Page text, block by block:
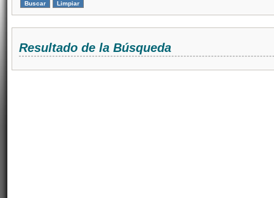
Resultado de la Búsqueda